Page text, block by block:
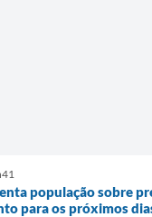
população sobre
para os próximos